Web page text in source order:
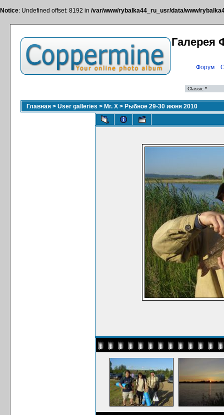
Notice: Undefined offset: 8192 in /var/www/rybalka44_ru_usr/data/www/
Галерея
Форум::
Главная > User galleries > Mr. X > Рыбное 29-30 июня 2010